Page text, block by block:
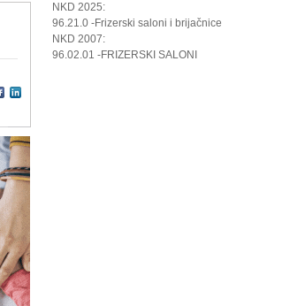
NKD 2025:
96.21.0 -Frizerski saloni i brijačnice
NKD 2007:
96.02.01 -FRIZERSKI SALONI